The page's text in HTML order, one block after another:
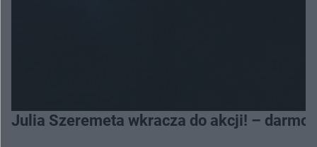
Julia Szeremeta wkracza do akcji! –